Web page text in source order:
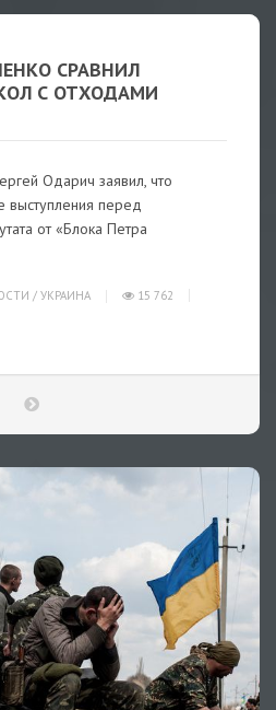
СРАВНИЛ
С ОТХОДАМИ
Одарич заявил, что
выступления перед
от «Блока Петра
/ УКРАИНА
15 762